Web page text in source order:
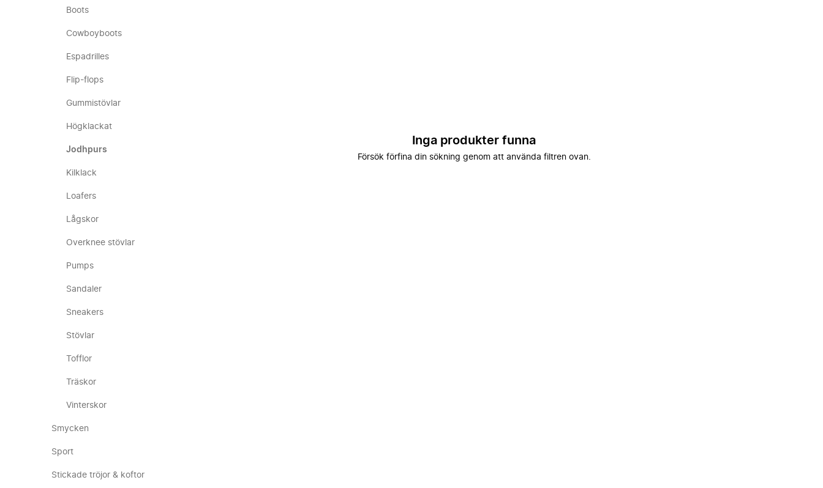
Boots
Cowboyboots
Espadrilles
Flip-flops
Gummistövlar
Högklackat
Jodhpurs
Kilklack
Loafers
Lågskor
Overknee stövlar
Pumps
Sandaler
Sneakers
Stövlar
Tofflor
Träskor
Vinterskor
Smycken
Sport
Stickade tröjor & koftor
Inga produkter funna
Försök förfina din sökning genom att använda filtren ovan.